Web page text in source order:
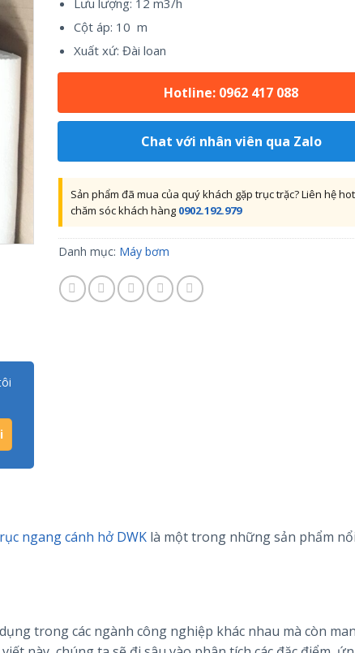
Lưu lượng: 12 m3/h
Cột áp: 10 m
Xuất xứ: Đài loan
Hotline: 0962 417 088
Chat với nhân viên qua Zalo
Sản phẩm đã mua của quý khách gặp trục trặc? Liên hệ
chăm sóc khách hàng 0902.192.979
Danh mục: Máy bơm
ngang cánh hở DWK là một trong những sản phẩm
trong các ngành công nghiệp khác nhau mà còn